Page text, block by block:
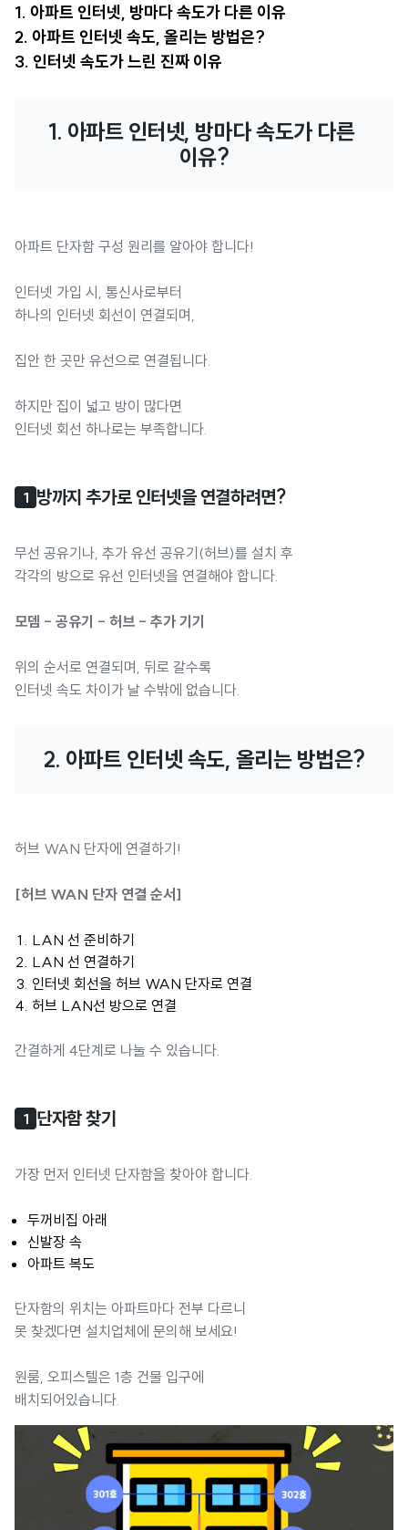
1. 아파트 인터넷, 방마다 속도가 다른 이유
2. 아파트 인터넷 속도, 올리는 방법은?
3. 인터넷 속도가 느린 진짜 이유
1. 아파트 인터넷, 방마다 속도가 다른
이유?
아파트 단자함 구성 원리를 알아야 합니다!
인터넷 가입 시, 통신사로부터
하나의 인터넷 회선이 연결되며,
집안 한 곳만 유선으로 연결됩니다.
하지만 집이 넓고 방이 많다면
인터넷 회선 하나로는 부족합니다.
1 방까지 추가로 인터넷을 연결하려면?
무선 공유기나, 추가 유선 공유기(허브)를 설치 후
각각의 방으로 유선 인터넷을 연결해야 합니다.
모뎀 - 공유기 - 허브 - 추가 기기
위의 순서로 연결되며, 뒤로 갈수록
인터넷 속도 차이가 날 수밖에 없습니다.
2. 아파트 인터넷 속도, 올리는 방법은?
허브 WAN 단자에 연결하기!
[허브 WAN 단자 연결 순서]
LAN 선 준비하기
LAN 선 연결하기
인터넷 회선을 허브 WAN 단자로 연결
허브 LAN선 방으로 연결
간결하게 4단계로 나눌 수 있습니다.
1 단자함 찾기
가장 먼저 인터넷 단자함을 찾아야 합니다.
두꺼비집 아래
신발장 속
아파트 복도
단자함의 위치는 아파트마다 전부 다르니
못 찾겠다면 설치업체에 문의해 보세요!
원룸, 오피스텔은 1층 건물 입구에
배치되어있습니다.